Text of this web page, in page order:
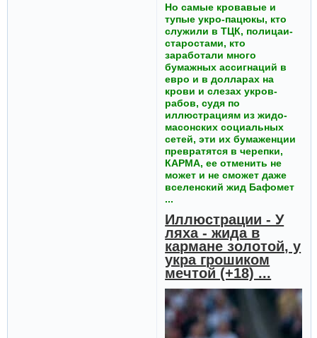
Но самые кровавые и
тупые укро-пацюкы, кто
служили в ТЦК, полицаи-
старостами, кто
заработали много
бумажных ассигнаций в
евро и в долларах на
крови и слезах укров-
рабов, судя по
иллюстрациям из жидо-
масонских социальных
сетей, эти их бумаженции
превратятся в черепки,
КАРМА, ее отменить не
может и не сможет даже
вселенский жид Бафомет
...
Иллюстрации - У
ляха - жида в
кармане золотой, у
укра грошиком
мечтой (+18) ...